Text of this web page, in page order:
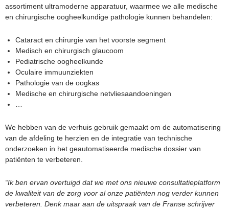
assortiment ultramoderne apparatuur, waarmee we alle medische
en chirurgische oogheelkundige pathologie kunnen behandelen:
Cataract en chirurgie van het voorste segment
Medisch en chirurgisch glaucoom
Pediatrische oogheelkunde
Oculaire immuunziekten
Pathologie van de oogkas
Medische en chirurgische netvliesaandoeningen
We hebben van de verhuis gebruik gemaakt om de automatisering
van de afdeling te herzien en de integratie van technische
onderzoeken in het geautomatiseerde medische dossier van
patiënten te verbeteren.
“Ik ben ervan overtuigd dat we met ons nieuwe consultatieplatform
de kwaliteit van de zorg voor al onze patiënten nog verder kunnen
verbeteren. Denk maar aan de uitspraak van de Franse schrijver